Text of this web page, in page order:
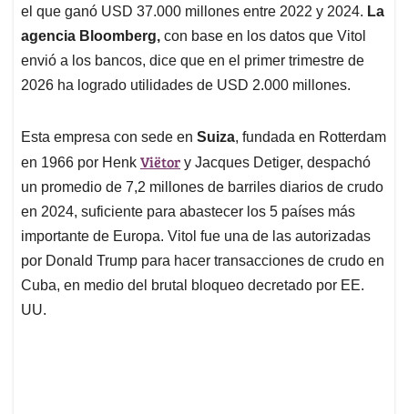
el que ganó USD 37.000 millones entre 2022 y 2024. La
agencia Bloomberg, con base en los datos que Vitol
envió a los bancos, dice que en el primer trimestre de
2026 ha logrado utilidades de USD 2.000 millones.
Esta empresa con sede en Suiza, fundada en Rotterdam
en 1966 por Henk Viëtor y Jacques Detiger, despachó
un promedio de 7,2 millones de barriles diarios de crudo
en 2024, suficiente para abastecer los 5 países más
importante de Europa. Vitol fue una de las autorizadas
por Donald Trump para hacer transacciones de crudo en
Cuba, en medio del brutal bloqueo decretado por EE.
UU.